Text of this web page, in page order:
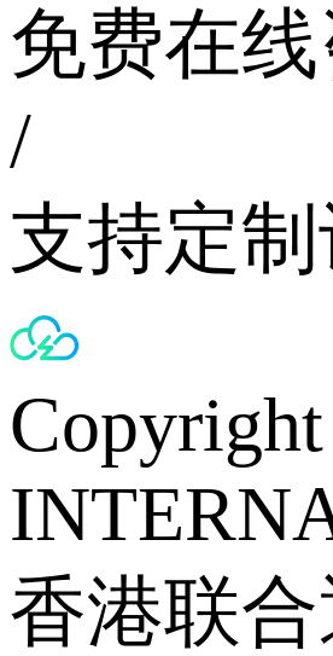
免费在
/
支持定
香港联